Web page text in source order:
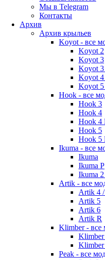
Мы в Telegram
Контакты
Архив
Архив крыльев
Koyot - все
Koyot 2
Koyot 3
Koyot 3
Koyot 4
Koyot 5
Hook - все
Hook 3
Hook 4
Hook 4
Hook 5
Hook 5
Ikuma - все
Ikuma
Ikuma P
Ikuma
Artik - все
Artik 4
Artik 5
Artik 6
Artik R
Klimber - все
Klimber
Klimber
Peak - все